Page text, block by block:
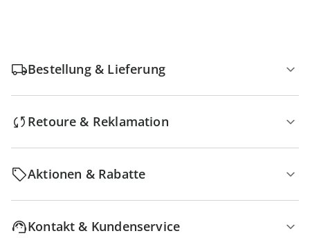
Bestellung & Lieferung
Retoure & Reklamation
Aktionen & Rabatte
Kontakt & Kundenservice